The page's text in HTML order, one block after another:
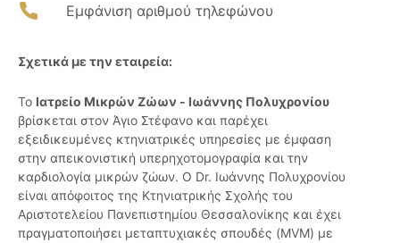
Εμφάνιση αριθμού τηλεφώνου
Σχετικά με την εταιρεία:
Το Ιατρείο Μικρών Ζώων - Ιωάννης Πολυχρονίου
βρίσκεται στον Άγιο Στέφανο και παρέχει
εξειδικευμένες κτηνιατρικές υπηρεσίες με έμφαση
στην απεικονιστική υπερηχοτομογραφία και την
καρδιολογία μικρών ζώων. Ο Dr. Ιωάννης Πολυχρονίου
είναι απόφοιτος της Κτηνιατρικής Σχολής του
Αριστοτελείου Πανεπιστημίου Θεσσαλονίκης και έχει
πραγματοποιήσει μεταπτυχιακές σπουδές (MVM) με